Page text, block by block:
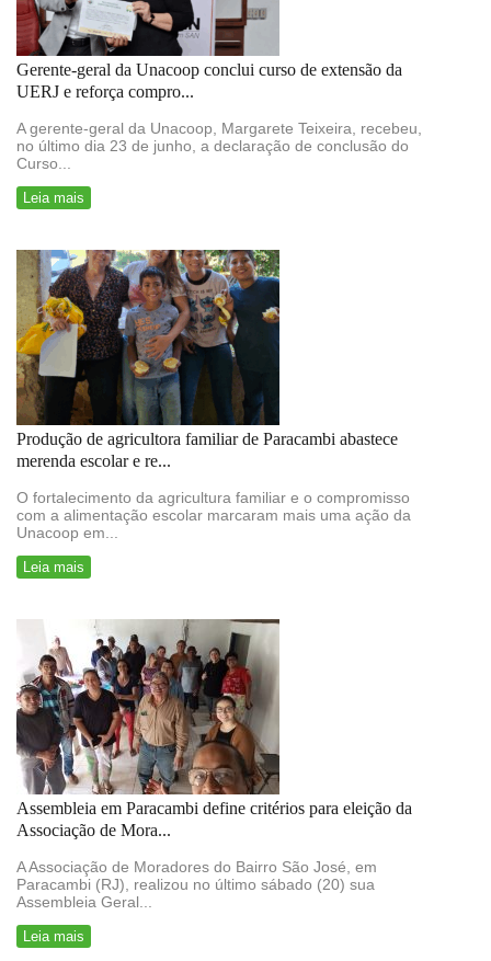
Gerente-geral da Unacoop conclui curso de extensão da
UERJ e reforça compro...
A gerente-geral da Unacoop, Margarete Teixeira, recebeu,
no último dia 23 de junho, a declaração de conclusão do
Curso...
Leia mais
Produção de agricultora familiar de Paracambi abastece
merenda escolar e re...
O fortalecimento da agricultura familiar e o compromisso
com a alimentação escolar marcaram mais uma ação da
Unacoop em...
Leia mais
Assembleia em Paracambi define critérios para eleição da
Associação de Mora...
A Associação de Moradores do Bairro São José, em
Paracambi (RJ), realizou no último sábado (20) sua
Assembleia Geral...
Leia mais